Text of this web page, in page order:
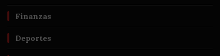
Finanzas
Deportes